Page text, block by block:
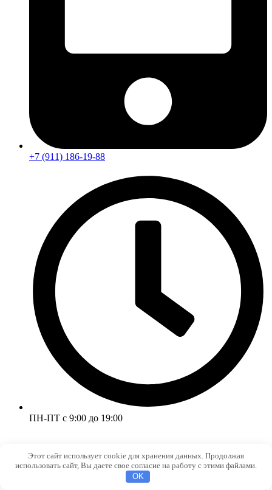
+7 (911) 186-19-88
ПН-ПТ с 9:00 до 19:00
Этот сайт использует cookie для хранения данных. Продолжая
использовать сайт, Вы даете свое согласие на работу с этими файлами.
OK